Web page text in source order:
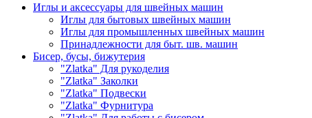
Иглы и аксессуары для швейных машин
Иглы для бытовых швейных машин
Иглы для промышленных швейных машин
Принадлежности для быт. шв. машин
Бисер, бусы, бижутерия
"Zlatka" Для рукоделия
"Zlatka" Заколки
"Zlatka" Подвески
"Zlatka" Фурнитура